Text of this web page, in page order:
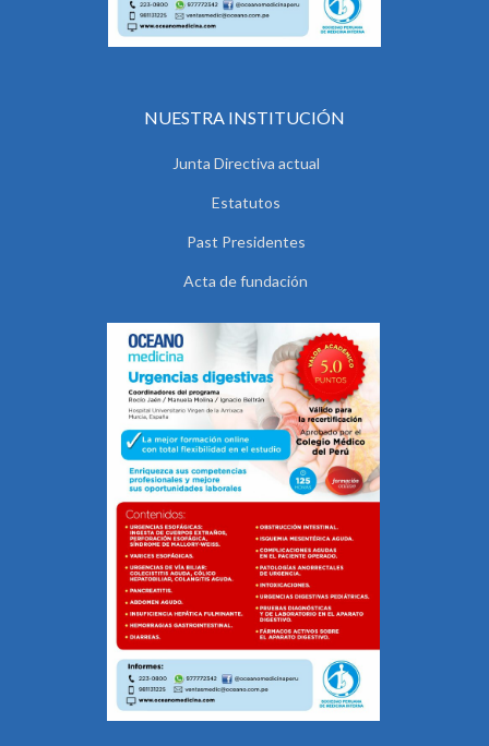
NUESTRA INSTITUCIÓN
Junta Directiva actual
Estatutos
Past Presidentes
Acta de fundación